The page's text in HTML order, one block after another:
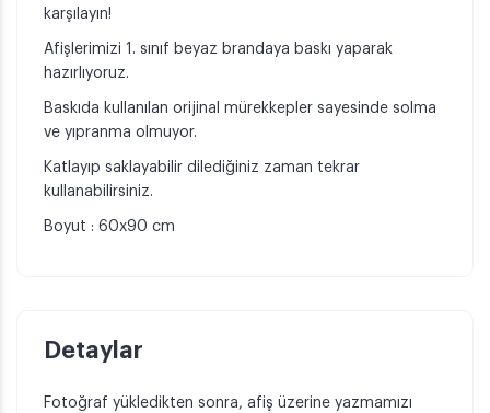
karşılayın!
Afişlerimizi 1. sınıf beyaz brandaya baskı yaparak
hazırlıyoruz.
Baskıda kullanılan orijinal mürekkepler sayesinde solma
ve yıpranma olmuyor.
Katlayıp saklayabilir dilediğiniz zaman tekrar
kullanabilirsiniz.
Boyut : 60x90 cm
Detaylar
Fotoğraf yükledikten sonra, afiş üzerine yazmamızı